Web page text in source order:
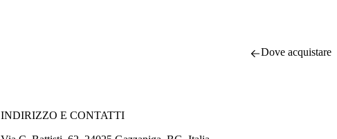
Dove acquistare
INDIRIZZO E CONTATTI